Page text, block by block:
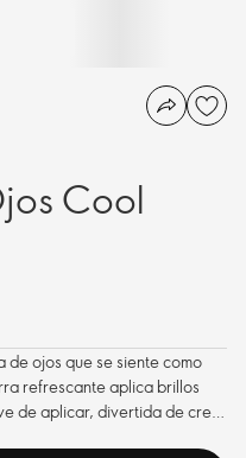
Cool
ojos que se siente como
refrescante aplica brillos
de aplicar, divertida de crear